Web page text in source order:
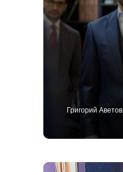
Григорий Аветов